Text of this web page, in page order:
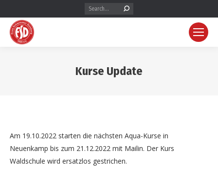
Search:
Kurse Update
Am 19.10.2022 starten die nächsten Aqua-Kurse in
Neuenkamp bis zum 21.12.2022 mit Mailin. Der Kurs
Waldschule wird ersatzlos gestrichen.